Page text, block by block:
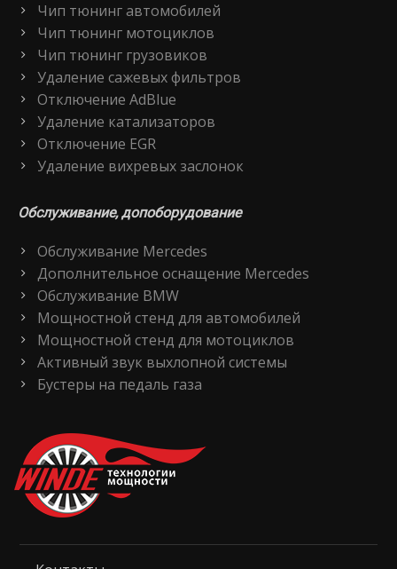
Чип тюнинг автомобилей
Чип тюнинг мотоциклов
Чип тюнинг грузовиков
Удаление сажевых фильтров
Отключение AdBlue
Удаление катализаторов
Отключение EGR
Удаление вихревых заслонок
Обслуживание, допоборудование
Обслуживание Mercedes
Дополнительное оснащение Mercedes
Обслуживание BMW
Мощностной стенд для автомобилей
Мощностной стенд для мотоциклов
Активный звук выхлопной системы
Бустеры на педаль газа